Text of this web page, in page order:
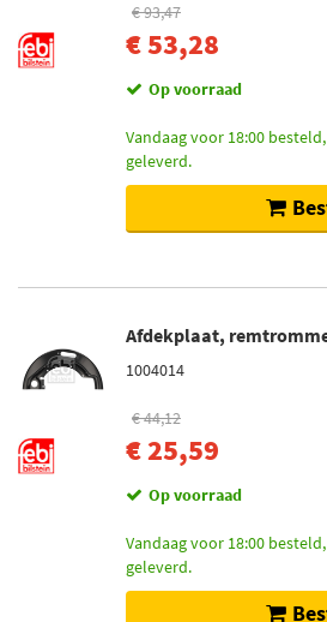
€ 93,47
€ 53,28
Op voorraad
Vandaag voor 18:00
geleverd.
Afdekplaat,
1004014
€ 44,12
€ 25,59
Op voorraad
Vandaag voor 18:00
geleverd.